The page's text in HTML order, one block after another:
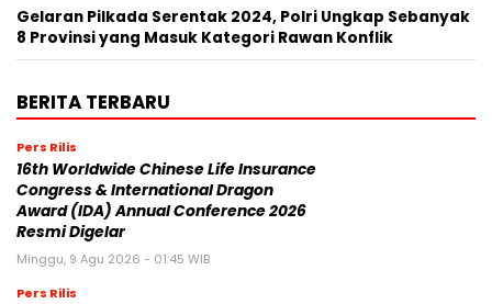
Gelaran Pilkada Serentak 2024, Polri Ungkap Sebanyak
8 Provinsi yang Masuk Kategori Rawan Konflik
BERITA TERBARU
Pers Rilis
16th Worldwide Chinese Life Insurance
Congress & International Dragon
Award (IDA) Annual Conference 2026
Resmi Digelar
Minggu, 9 Agu 2026 - 01:45 WIB
Pers Rilis